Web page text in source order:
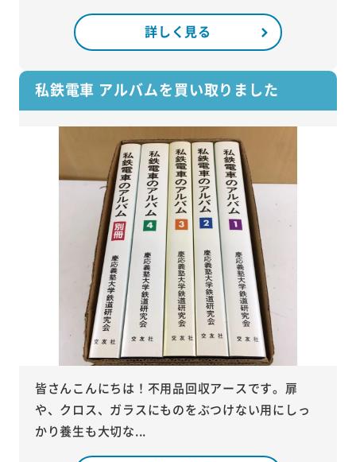
詳しく見る
私鉄電車 アルバムを買い取りました
皆さんこんにちは！不用品回収アースです。扉
や、クロス、ガラスにものをぶつけない用にしっ
かり養生も大切な...